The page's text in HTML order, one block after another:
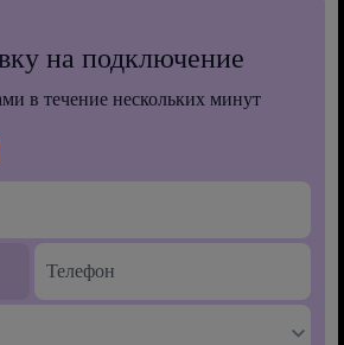
на подключение
в течение нескольких минут